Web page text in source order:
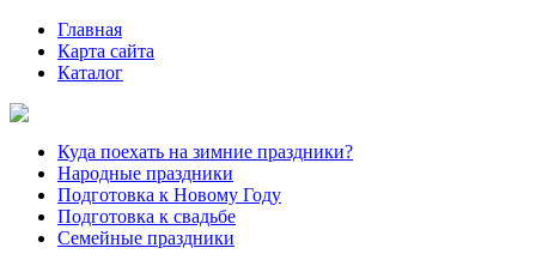
Главная
Карта сайта
Каталог
Куда поехать на зимние праздники?
Народные праздники
Подготовка к Новому Году
Подготовка к свадьбе
Семейные праздники